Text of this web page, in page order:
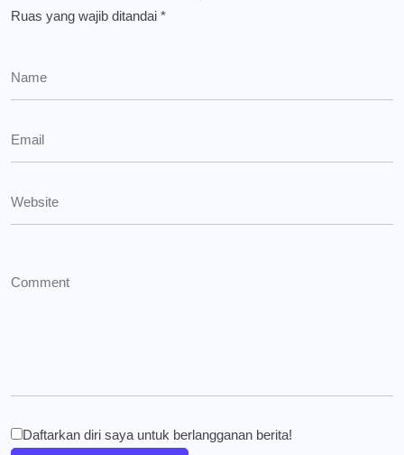
Ruas yang wajib ditandai *
Daftarkan diri saya untuk berlangganan berita!